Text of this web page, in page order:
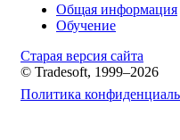
Общая информация
Обучение
Старая версия сайта
© Tradesoft, 1999–2026
Политика